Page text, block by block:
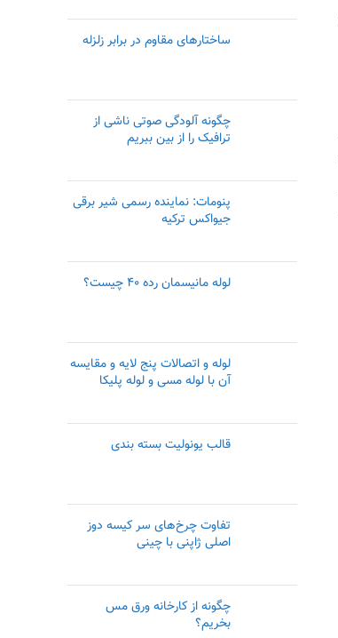
ساختارهای مقاوم در برابر زلزله
چگونه آلودگی صوتی ناشی از
ترافیک را از بین ببریم
پنومات: نماینده رسمی‌ شیر برقی
جیواکس ترکیه
لوله مانیسمان رده ۴۰ چیست؟
لوله و اتصالات پنج لایه و مقایسه
آن با لوله مسی و لوله پلیکا
قالب یونولیت بسته بندی
تفاوت چرخ‌های سر کیسه دوز
اصلی ژاپنی با چینی
چگونه از کارخانه ورق مس
بخریم؟